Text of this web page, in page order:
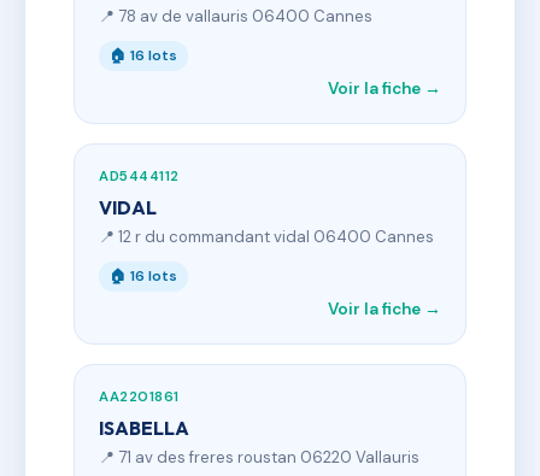
📍 78 av de vallauris 06400 Cannes
🏠 16 lots
Voir la fiche →
AD5444112
VIDAL
📍 12 r du commandant vidal 06400 Cannes
🏠 16 lots
Voir la fiche →
AA2201861
ISABELLA
📍 71 av des freres roustan 06220 Vallauris